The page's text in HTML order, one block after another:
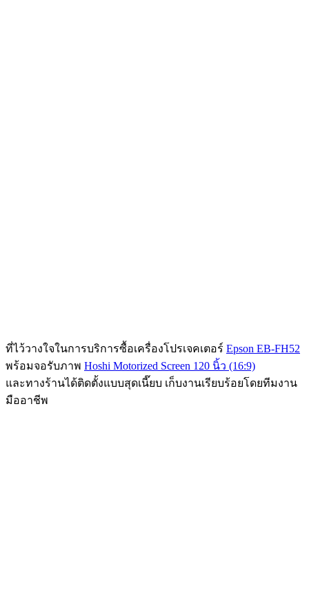
ที่ไว้วางใจในการบริการซื้อเครื่องโปรเจคเตอร์ Epson EB-FH52
พร้อมจอรับภาพ Hoshi Motorized Screen 120 นิ้ว (16:9)
และทางร้านได้ติดตั้งแบบสุดเนี๊ยบ เก็บงานเรียบร้อยโดยทีมงาน
มืออาชีพ